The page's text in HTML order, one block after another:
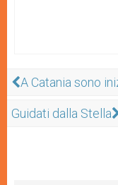
A Catania sono
Guidati dalla Stella